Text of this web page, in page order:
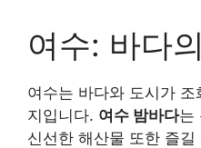
여수: 바다
여수는 바다와 도시가
지입니다. 여수 밤바다는
신선한 해산물 또한 즐길